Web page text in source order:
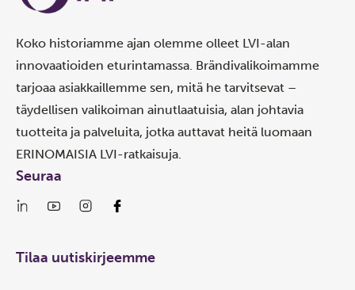
Koko historiamme ajan olemme olleet LVI-alan
innovaatioiden eturintamassa. Brändivalikoimamme
tarjoaa asiakkaillemme sen, mitä he tarvitsevat –
täydellisen valikoiman ainutlaatuisia, alan johtavia
tuotteita ja palveluita, jotka auttavat heitä luomaan
ERINOMAISIA LVI-ratkaisuja.
Seuraa
Tilaa uutiskirjeemme